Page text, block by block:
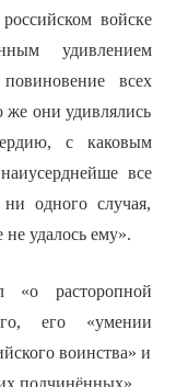
войске
удивлением
всех
они удивлялись
с каковым
все
одного случая,
не удалось ему».
«о расторопной
его «умении
воинства» и